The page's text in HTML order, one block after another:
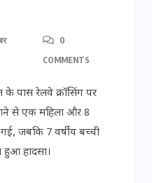
0
COMMENTS
पास रेलवे क्रॉसिंग पर
से एक महिला और 8
गई, जबकि 7 वर्षीय बच्ची
हादसा।